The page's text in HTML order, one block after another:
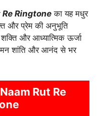
Re Ringtone का यह मधुर
और प्रेम की अनुभूति
और आध्यात्मिक ऊर्जा
शांति और आनंद से भर
Rut Re